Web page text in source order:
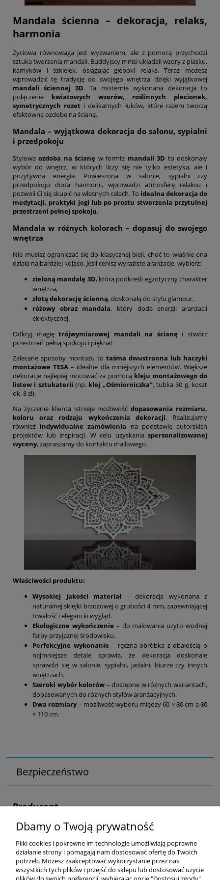
Mandala ścienna – dekoracja, relaks,
harmonia
Życiowa równowaga jest wyzwaniem, ale z pomocą przychodzi
sztuka tworzenia mandali. Buddyjscy mnisi układali wzory z piasku,
kamyków i szkiełek, osiągając głęboki relaks. Teraz możesz
wprowadzić tę tradycję do swojego wnętrza dzięki wyjątkowej
mandali ściennej 3D. Ta misternie wykonana dekoracja to
połączenie kwiatowych wzorów, roślinnych plecionek,
symetrycznych rozet i delikatnych łuków, które razem tworzą
efektowną ozdobę na ścianę.
Mandala – wyjątkowa dekoracja do salonu, sypialni
i przedpokoju
Stylowaozdoba na ścianę w formie mandali 3D to doskonały
wybór do wnętrz, w których liczy się nie tylko estetyka, ale i
pozytywna energia. Powieszona w salonie, sypialni czy
przedpokoju doda harmonii, wprowadzi atmosferę relaksu i
pozwoli Ci się skupić na własnych celach. To idealna dekoracja do
medytacji, praktyki jogi lub po prostu stworzenia przytulnej
przestrzeni pełnej spokoju.
Mandala w różnych kolorach – dopasuj do swojego
wnętrza
Nie musisz ograniczać się do klasycznej bieli, choć to właśnie ona
działa najbardziej kojąco. Jeśli cenisz wyraziste aranżacje, wybierz:
zieloną mandalę 3D, która podkreśli egzotyczny charakter
wnętrza,
złotą dekorację ścienną, doskonałą do stylu glamour,
różowy obraz mandala, który doda energii aranżacji
eklektycznej.
Odkryj magiętrójwymiarowej mandali na ścianę i stwórz
przestrzeń pełną spokoju i piękna!
Zalecane sposoby montażu to taśma dwustronna lub haczyki
montażowe TESA – idealne dla mniejszych elementów. Większe
dekoracje najlepiej mocować za pomocą kleju montażowego do
listew i sztukaterii (np. klej „Ośmiorniczka”, tubka 50 g, koszt
ok. 8 zł).
Na życzenie klienta istnieje możliwośćdopasowania rozmiaru,
koloru oraz rodzaju wykończenia dekoracji. Realizujemy
również indywidualne zamówienia na podstawie autorskich
projektów lub inspiracji. W celu uzyskania spersonalizowanej
wyceny, zapraszamy do kontaktu mailowego.
Właściwości produktu:
Wysokiej jakości materiał – dekoracja wykonana z
naturalnej sklejki brzozowej o grubości 4 mm, zapewniającej
trwałość i elegancki wygląd.
Ekologiczne wykończenie – do malowania użyto wodnej
farby przyjaznej środowisku.
Perfekcyjne wykonanie – ręczna obróbka z dbałością o
najmniejsze detale sprawia, że dekoracja doskonale
sprawdzi się w salonie, sypialni, jadalni, biurze czy innych
wnętrzach.
Szeroki wybór kolorów – dostępne w różnych wariantach,
dopasowanych do różnych stylów aranżacyjnych.
Dwa rozmiary– możliwość wyboru między 60 × 80 cm a 80
× 110 cm.
Bezpieczeństwo
Producent
Magdalena Piechowiak, Ornamenti
Karola Szymanowskiego 9
64-800 Chodzież, Polska
ornamenti.pl@gmail.com
Dbamy o Twoją prywatność
Pliki cookies i pokrewne im technologie umożliwiają poprawne
działanie strony i pomagają nam dostosować ofertę do Twoich
potrzeb. Możesz zaakceptować wykorzystanie przez nas
wszystkich tych plików i przejść do sklepu lub dostosować użycie